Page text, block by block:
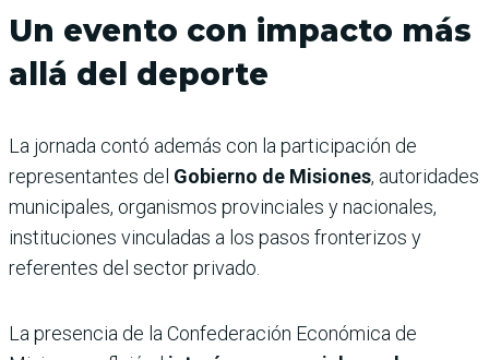
Un evento con impacto más
allá del deporte
La jornada contó además con la participación de
representantes del Gobierno de Misiones, autoridades
municipales, organismos provinciales y nacionales,
instituciones vinculadas a los pasos fronterizos y
referentes del sector privado.
La presencia de la Confederación Económica de